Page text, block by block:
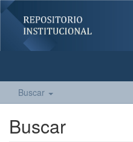
Buscar
Buscar